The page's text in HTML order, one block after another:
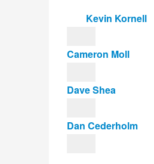
Kevin Kornell
Cameron Moll
Dave Shea
Dan Cederholm